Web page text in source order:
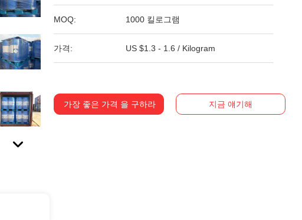
MOQ: 1000 킬로그램
가격: US $1.3 - 1.6 / Kilogram
가장 좋은 가격 을 구하라 지금 얘기해